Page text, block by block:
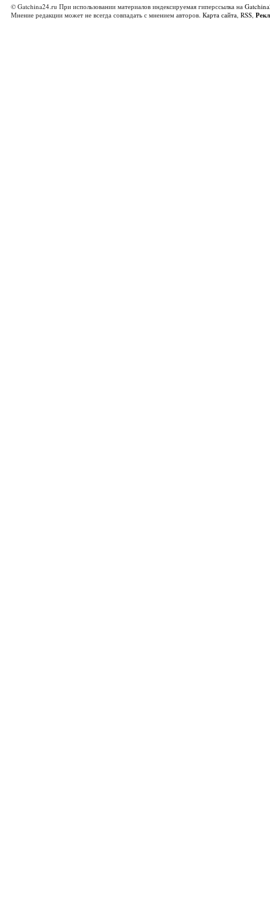
© Gatchina24.ru При использовании материалов индексируемая гиперссылка на
Мнение редакции может не всегда совпадать с мнением авторов. Карта сайта, RSS,